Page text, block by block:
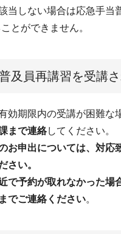
当しない場合は応急手当
とができません。
及員再講習を受講
効期限内の受講が困難な
まで連絡してください。
お申出については、対応
さい。
で予約が取れなかった場
でご連絡ください。